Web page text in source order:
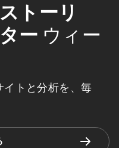
トーリ
ー ウィー
イトと分析を、毎